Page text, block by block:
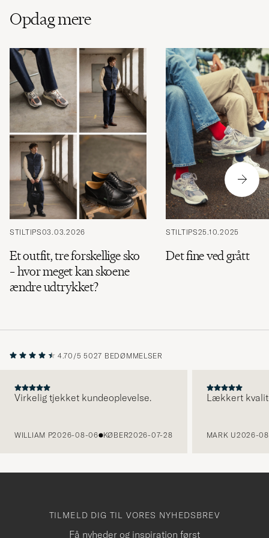
Opdag mere
STILTIPS03.03.2026
Et outfit, tre forskellige sko
– hvor meget kan skoene
ændre udtrykket?
STILTIPS25.10.2025
Det fine ved grått
4.70/5 5027 BEDØMMELSER
Virkelig tjekket kundeoplevelse.
WILLIAM P2026-08-06 KØBER2026-07-28
Lækkert
MARK U2026-
TILMELD DIG TIL VORES NYHEDSBREV
Få nyheder og inspiration først